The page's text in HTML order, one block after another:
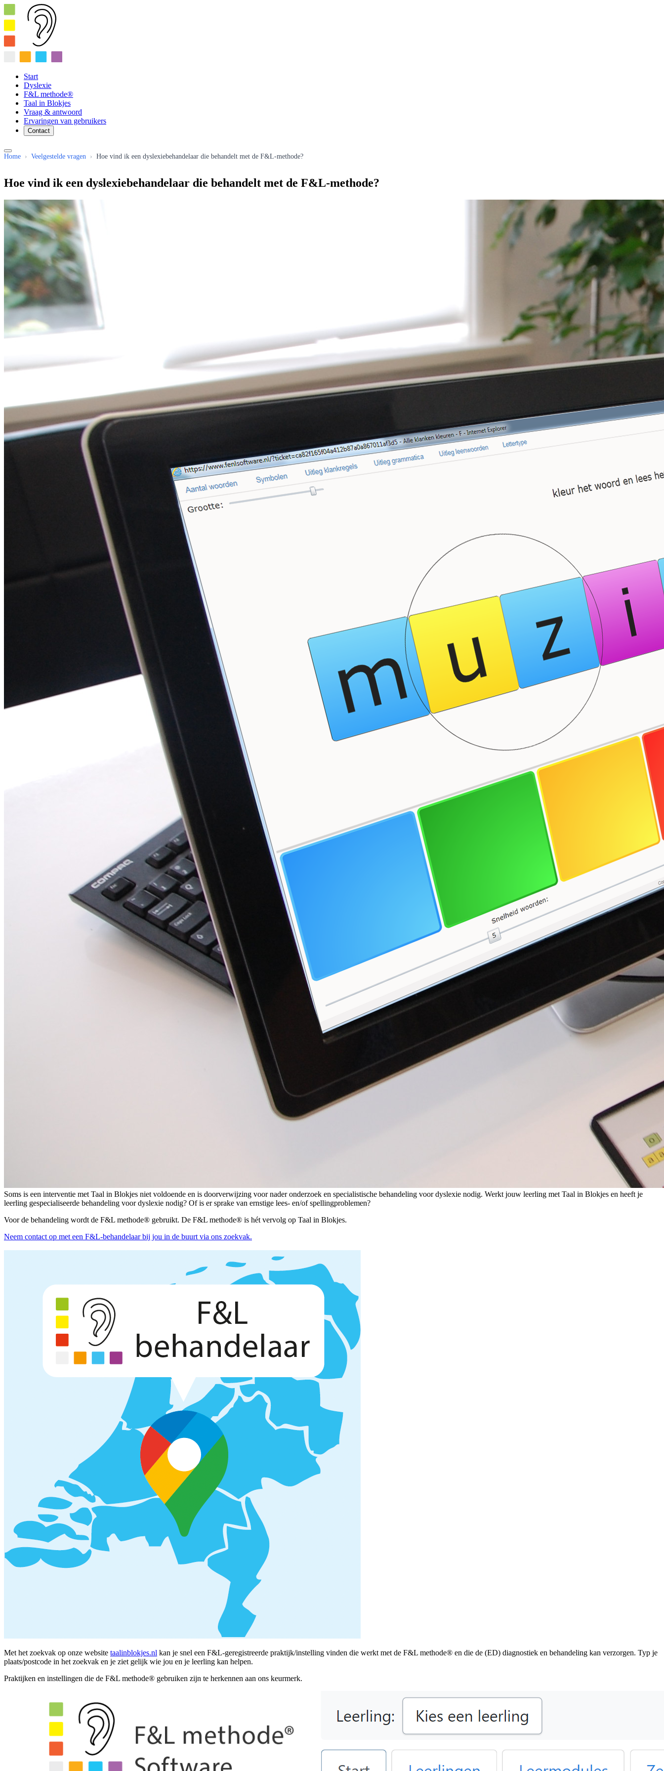
Start
Dyslexie
F&L methode®
Taal in Blokjes
Vraag & antwoord
Ervaringen van gebruikers
Contact
Home › Veelgestelde vragen › Hoe vind ik een dyslexiebehandelaar die behandelt met de F&L-methode?
Hoe vind ik een dyslexiebehandelaar die behandelt met de F&L-methode?
Soms is een interventie met Taal in Blokjes niet voldoende en is doorverwijzing voor nader onderzoek en specialistische behandeling voor dyslexie nodig. Werkt jouw leerling met Taal in Blokjes en heeft je
leerling gespecialiseerde behandeling voor dyslexie nodig? Of is er sprake van ernstige lees- en/of spellingproblemen?
Voor de behandeling wordt de F&L methode® gebruikt. De F&L methode® is hét vervolg op Taal in Blokjes.
Neem contact op met een F&L-behandelaar bij jou in de buurt via ons zoekvak.
Met het zoekvak op onze website taalinblokjes.nl kan je snel een F&L-geregistreerde praktijk/instelling vinden die werkt met de F&L methode® en die de (ED) diagnostiek en behandeling kan verzorgen. Typ je
plaats/postcode in het zoekvak en je ziet gelijk wie jou en je leerling kan helpen.
Praktijken en instellingen die de F&L methode® gebruiken zijn te herkennen aan ons keurmerk.